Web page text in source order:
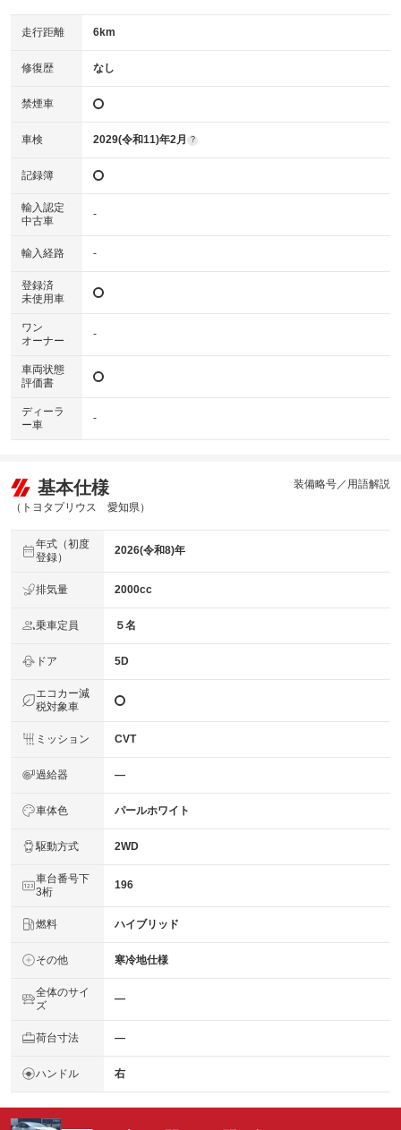
走行距離 6km
修復歴 なし
禁煙車
車検 2029(令和11)年2月 ?
記録簿
輸入認定
中古車
-
輸入経路 -
登録済
未使用車
ワン
オーナー
-
車両状態
評価書
ディーラ
ー車
-
基本仕様
（トヨタプリウス 愛知県）
装備略号／用語解説
年式（初度
登録）
2026(令和8)年
排気量 2000cc
乗車定員 ５名
ドア 5D
エコカー減
税対象車
ミッション CVT
過給器 ―
車体色 パールホワイト
駆動方式 2WD
車台番号下
3桁
196
燃料 ハイブリッド
その他 寒冷地仕様
全体のサイ
ズ
―
荷台寸法 ―
ハンドル 右